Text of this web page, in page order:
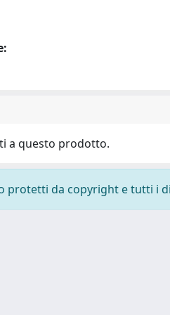
a questo prodotto.
protetti da copyright e tutti i